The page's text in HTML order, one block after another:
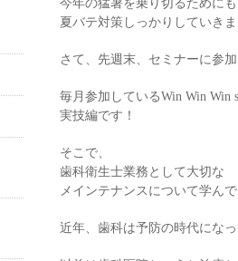
夏バテ対策しっかりしていきま
さて、先週末、セミナーに参
毎月参加しているWin Win Win
実技編です！
そこで、
歯科衛生士業務として大切な
メインテナンスについて学ん
近年、歯科は予防の時代にな